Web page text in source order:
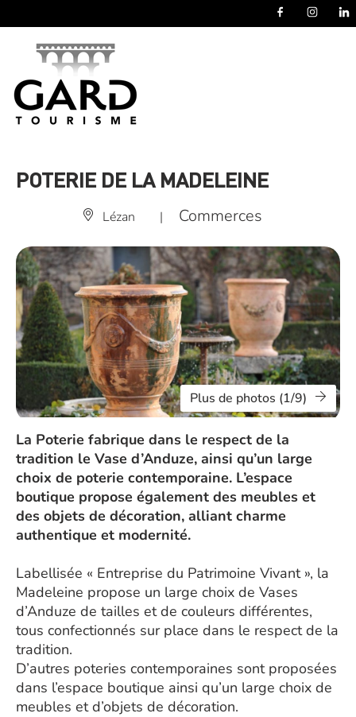
POTERIE DE LA MADELEINE
Lézan | Commerces
Plus de photos (1/9)
La Poterie fabrique dans le respect de la
tradition le Vase d’Anduze, ainsi qu’un large
choix de poterie contemporaine. L’espace
boutique propose également des meubles et
des objets de décoration, alliant charme
authentique et modernité.
Labellisée « Entreprise du Patrimoine Vivant », la
Madeleine propose un large choix de Vases
d’Anduze de tailles et de couleurs différentes,
tous confectionnés sur place dans le respect de la
tradition.
D’autres poteries contemporaines sont proposées
dans l’espace boutique ainsi qu’un large choix de
meubles et d’objets de décoration.